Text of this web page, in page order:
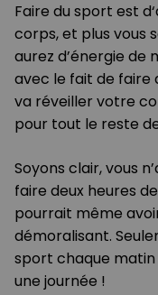
Faire du sport est
corps, et plus vous
aurez d’énergie de
avec le fait de faire
va réveiller votre
pour tout le reste
Soyons clair, vous
faire deux heures
pourrait même
démoralisant.
sport chaque matin
une journée !